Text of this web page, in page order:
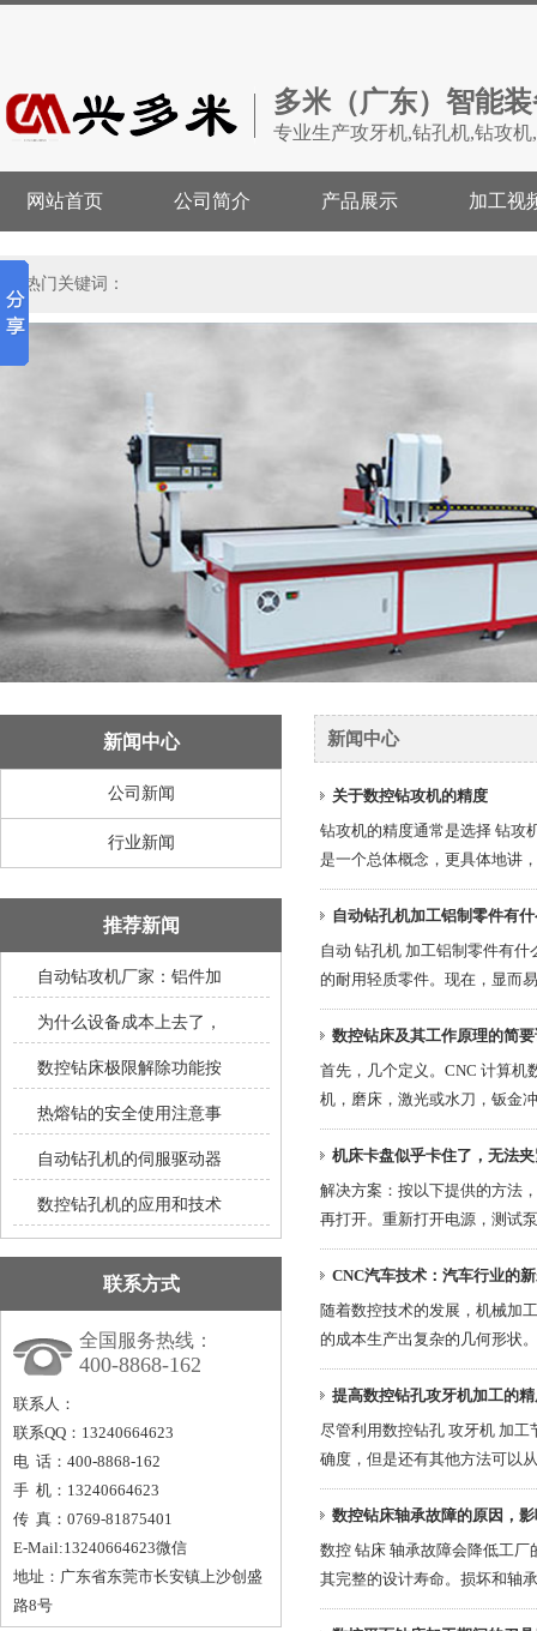
多米（广东）智能
专业生产攻牙机,钻孔机,钻攻
网站首页 公司简介 产品展示 加工视
热门关键词：
新闻中心
公司新闻
行业新闻
推荐新闻
自动钻攻机厂家：铝件加
为什么设备成本上去了，
数控钻床极限解除功能按
热熔钻的安全使用注意事
自动钻孔机的伺服驱动器
数控钻孔机的应用和技术
联系方式
全国服务热线：
400-8868-162
联系人：
联系QQ：13240664623
电 话：400-8868-162
手 机：13240664623
传 真：0769-81875401
E-Mail:13240664623微信
地址：广东省东莞市长安镇上沙创盛
路8号
新闻中心
关于数控钻攻机的精度
钻攻机的精度通常是选择 钻攻
是一个总体概念，更具体地讲
自动钻孔机加工铝制零件有
自动 钻孔机 加工铝制零件有
的耐用轻质零件。现在，显而
数控钻床及其工作原理的简
首先，几个定义。CNC 计算机
机，磨床，激光或水刀，钣金
机床卡盘似乎卡住了，无法
解决方案：按以下提供的方法
再打开。重新打开电源，测试
CNC汽车技术：汽车行业的
随着数控技术的发展，机械加
的成本生产出复杂的几何形状
提高数控钻孔攻牙机加工的
尽管利用数控钻孔 攻牙机 加
确度，但是还有其他方法可以
数控钻床轴承故障的原因，
数控 钻床 轴承故障会降低工
其完整的设计寿命。损坏和轴